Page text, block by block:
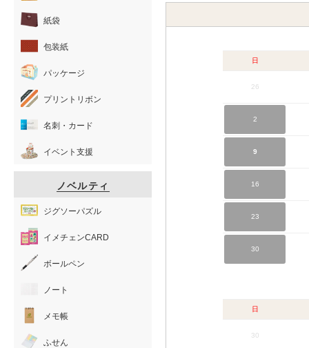
日
26
2
9
16
23
30
日
30
紙袋
包装紙
パッケージ
プリントリボン
名刺・カード
イベント支援
ノベルティ
ジグソーパズル
イメチェンCARD
ボールペン
ノート
メモ帳
ふせん